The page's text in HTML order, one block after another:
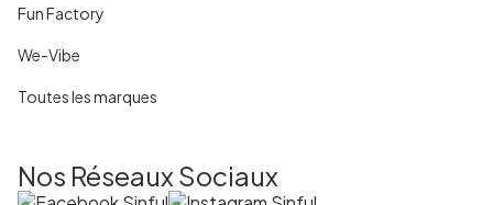
Fun Factory
We-Vibe
Toutes les marques
Nos Réseaux Sociaux